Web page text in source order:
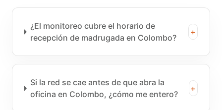
¿El monitoreo cubre el horario de
recepción de madrugada en Colombo?
+
Si la red se cae antes de que abra la
oficina en Colombo, ¿cómo me entero?
+